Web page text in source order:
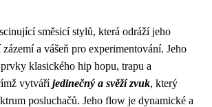
směsicí stylů, která odráží jeho
zázemí a vášeň pro experimentování. Jeho
klasického hip hopu, trapu a
vytváříjedinečný a svěží zvuk, který
posluchačů. Jeho flow je dynamické a